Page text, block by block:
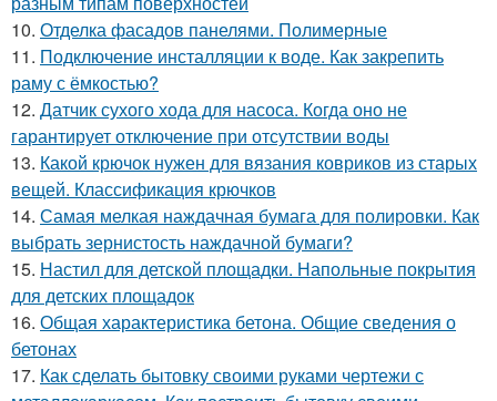
10. Отделка фасадов панелями. Полимерные
11. Подключение инсталляции к воде. Как закрепить
раму с ёмкостью?
12. Датчик сухого хода для насоса. Когда оно не
гарантирует отключение при отсутствии воды
13. Какой крючок нужен для вязания ковриков из старых
вещей. Классификация крючков
14. Самая мелкая наждачная бумага для полировки. Как
выбрать зернистость наждачной бумаги?
15. Настил для детской площадки. Напольные покрытия
для детских площадок
16. Общая характеристика бетона. Общие сведения о
бетонах
17. Как сделать бытовку своими руками чертежи с